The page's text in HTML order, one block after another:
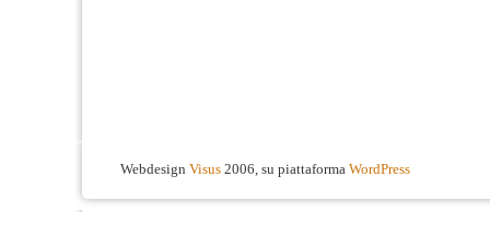
Webdesign Visus 2006, su piattaforma WordPress